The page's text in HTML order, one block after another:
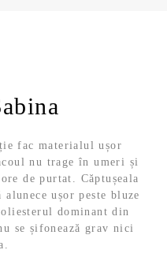
fac materialul ușor
nu trage în umeri și
de purtat. Căptușeala
ușor peste bluze
dominant din
se șifonează grav nici